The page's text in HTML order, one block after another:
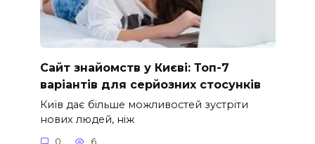
Сайт знайомств у Києві: Топ-7
варіантів для серйозних стосунків
Київ дає більше можливостей зустріти
нових людей, ніж
0 6